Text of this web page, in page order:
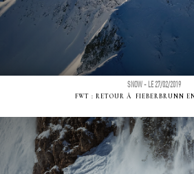
SNOW - LE 27/02/2019
FWT : RETOUR Ã FIEBERBRUNN